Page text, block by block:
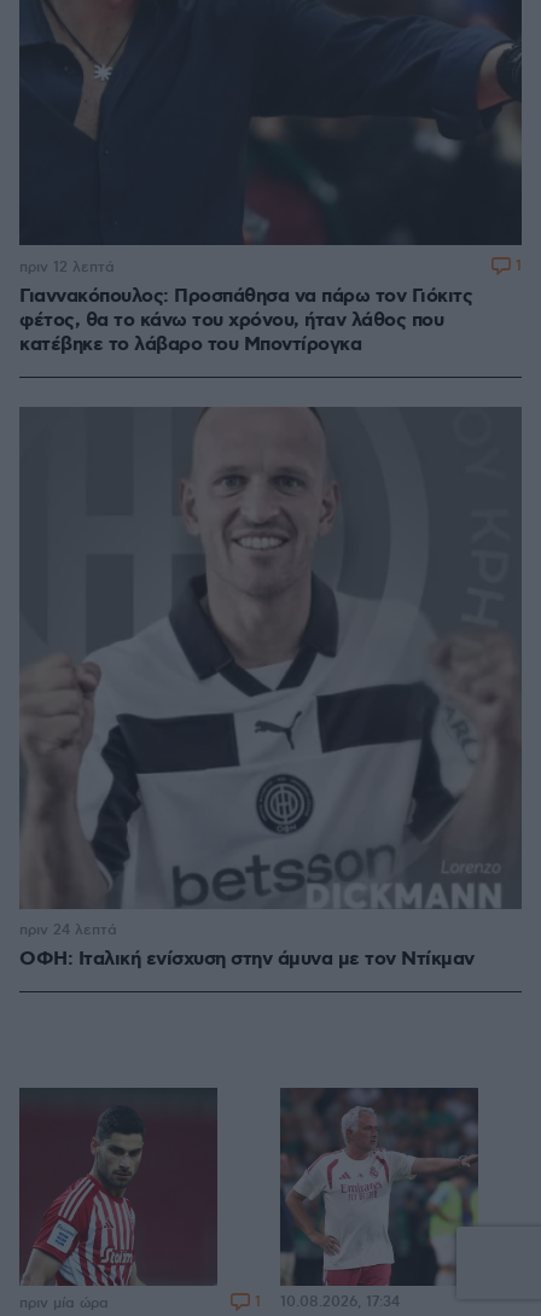
Γιαννακόπουλος: Προσπάθησα να πάρω τον Γιόκιτς
φέτος, θα το κάνω του χρόνου, ήταν λάθος που
κατέβηκε το λάβαρο του Μποντίρογκα
πριν 12 λεπτά 1
ΟΦΗ: Ιταλική ενίσχυση στην άμυνα με τον Ντίκμαν
πριν 24 λεπτά
πριν μία ώρα 1 10.08.2026, 17:34